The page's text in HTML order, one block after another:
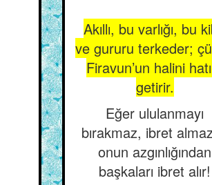
Akıllı, bu varlığı, bu
ve gururu terkeder;
Firavun’un halini
getirir.
Eğer ululanmayı
bırakmaz, ibret
onun azgınlığından
başkaları ibret alır!